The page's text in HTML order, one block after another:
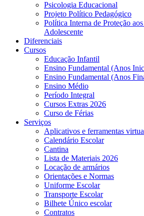
Psicologia Educacional
Projeto Político Pedagógico
Política Interna de Proteção
Adolescente
Diferenciais
Cursos
Educação Infantil
Ensino Fundamental (Anos
Ensino Fundamental (Anos
Ensino Médio
Período Integral
Cursos Extras 2026
Curso de Férias
Serviços
Aplicativos e ferramentas
Calendário Escolar
Cantina
Lista de Materiais 2026
Locação de armários
Orientações e Normas
Uniforme Escolar
Transporte Escolar
Bilhete Único escolar
Contratos